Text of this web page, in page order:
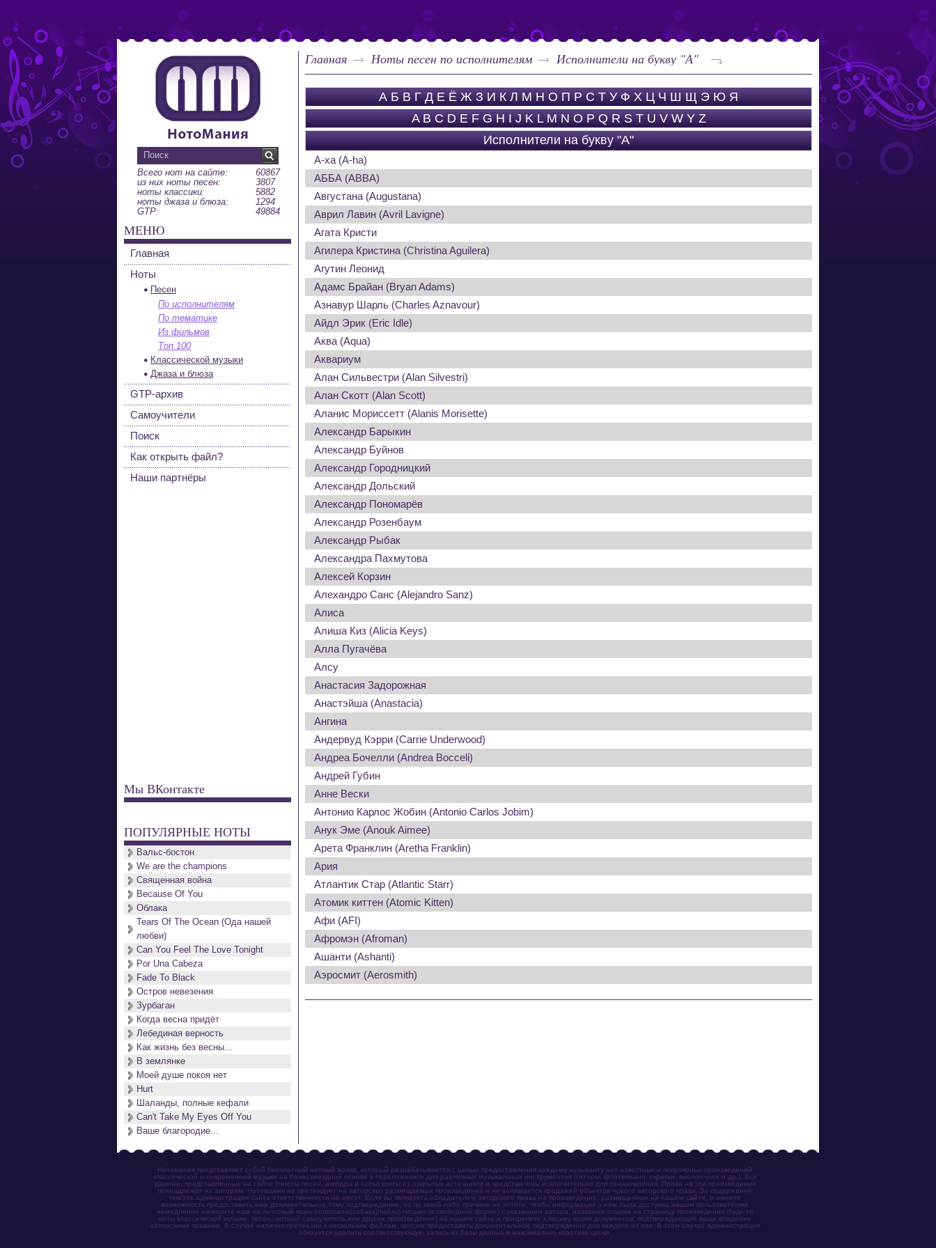
Главная Ноты песен по исполнителям Исполнители на букву "А"
А Б В Г Д Е Ё Ж З И К Л М Н О П Р С Т У Ф Х Ц Ч Ш Щ Э Ю Я
A B C D E F G H I J K L M N O P Q R S T U V W Y Z
Исполнители на букву "А"
А-ха (A-ha)
АББА (ABBA)
Августана (Augustana)
Аврил Лавин (Avril Lavigne)
Агата Кристи
Агилера Кристина (Christina Aguilera)
Агутин Леонид
Адамс Брайан (Bryan Adams)
Азнавур Шарль (Charles Aznavour)
Айдл Эрик (Eric Idle)
Аква (Aqua)
Аквариум
Алан Сильвестри (Alan Silvestri)
Алан Скотт (Alan Scott)
Аланис Мориссетт (Alanis Morisette)
Александр Барыкин
Александр Буйнов
Александр Городницкий
Александр Дольский
Александр Пономарёв
Александр Розенбаум
Александр Рыбак
Александра Пахмутова
Алексей Корзин
Алехандро Санс (Alejandro Sanz)
Алиса
Алиша Киз (Alicia Keys)
Алла Пугачёва
Алсу
Анастасия Задорожная
Анастэйша (Anastacia)
Ангина
Андервуд Кэрри (Carrie Underwood)
Андреа Бочелли (Andrea Bocceli)
Андрей Губин
Анне Вески
Антонио Карлос Жобин (Antonio Carlos Jobim)
Анук Эме (Anouk Aimee)
Арета Франклин (Aretha Franklin)
Ария
Атлантик Стар (Atlantic Starr)
Атомик киттен (Atomic Kitten)
Афи (AFI)
Афромэн (Afroman)
Ашанти (Ashanti)
Аэросмит (Aerosmith)
Всего нот на сайте:
60867
из них ноты песен:
3807
ноты классики:
5882
ноты джаза и блюза:
1294
GTP:
49884
МЕНЮ
Главная
Ноты
Песен
По исполнителям
По тематике
Из фильмов
Топ 100
Классической музыки
Джаза и блюза
GTP-архив
Самоучители
Поиск
Как открыть файл?
Наши партнёры
Мы ВКонтакте
ПОПУЛЯРНЫЕ НОТЫ
Вальс-бостон
We are the champions
Священная война
Because Of You
Облака
Tears Of The Ocean (Ода нашей
любви)
Can You Feel The Love Tonight
Por Una Cabeza
Fade To Black
Остров невезения
Зурбаган
Когда весна придёт
Лебединая верность
Как жизнь без весны...
В землянке
Моей душе покоя нет
Hurt
Шаланды, полные кефали
Can't Take My Eyes Off You
Ваше благородие...
Нотомания представляет собой бесплатный нотный архив, который разрабатывается с целью предоставления каждому музыканту нот известных и популярных произведений
классической и современной музыки на безвозмездной основе в переложениях для различных музыкальных инструментов (гитары, фортепиано, скрипки, виолончели и др.). Все
данные, представленные на сайте (тексты песен, аккорды и ноты) взяты из открытых источников и представлены исключительно для ознакомления. Права на эти произведения
принадлежат их авторам. Нотомания не претендует на авторство размещаемых произведений и не занимается продажей объектов чужого авторского права. За содержание
текстов администрация сайта ответственности не несет. Если вы являетесь обладателем авторского права на произведение, размещенное на нашем сайте, и имеете
возможность предоставить нам документальное тому подтверждение, но по какой-либо причине не хотите, чтобы информация о нём была доступна нашим пользователям,
немедленно напишите нам на почтовый ящик (notomania[собака]mail.ru) письмо (в свободной форме) с указанием автора, названия, ссылки на страницу произведения (будь то
ноты классической музыки, песен, нотный самоучитель или другое произведение) на нашем сайте и прикрепите к письму копии документов, подтверждающие ваше владение
авторскими правами. В случае наличия претензии к нескольким файлам, просим предоставить документальное подтверждение для каждого из них. В этом случае администрация
обязуется удалить соответствующую запись из базы данных в максимально короткие сроки.